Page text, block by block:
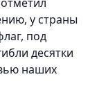
у страны
под
десятки
наших